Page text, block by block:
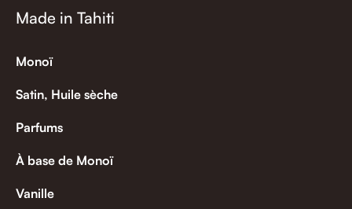
Made in Tahiti
Monoï
Satin, Huile sèche
Parfums
À base de Monoï
Vanille